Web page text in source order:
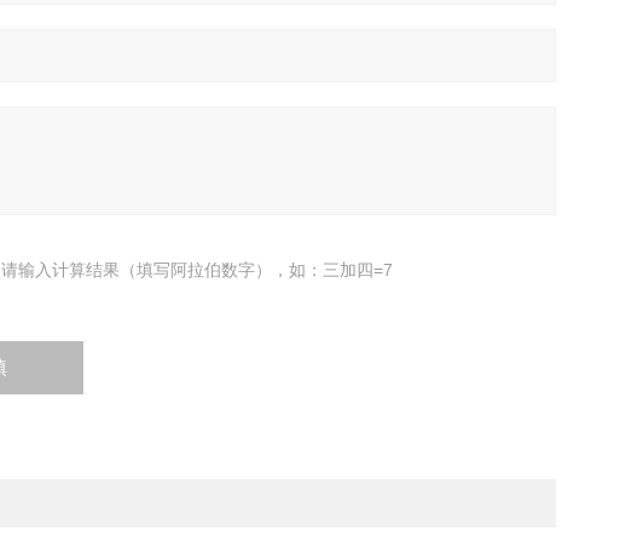
请输入计算结果（填写阿拉伯数字），如：三加四=7